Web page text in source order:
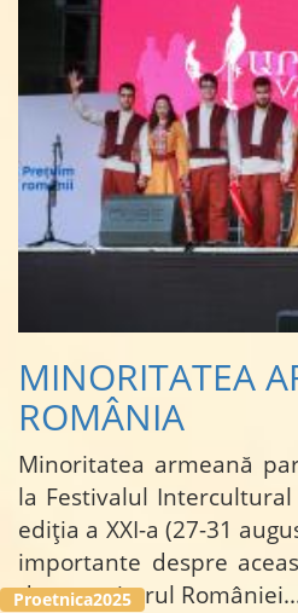
MINORITATEA
ROMÂNIA
Minoritatea armeană p
la Festivalul Intercultural
ediția a XXI-a (27-31
importante despre
de pe teritorul României.
Proetnica2025